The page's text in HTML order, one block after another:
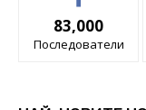
83,000
Последователи